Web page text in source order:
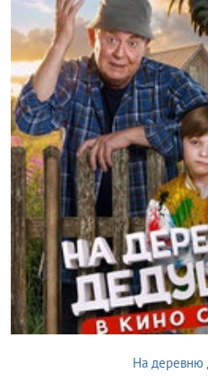
На деревню